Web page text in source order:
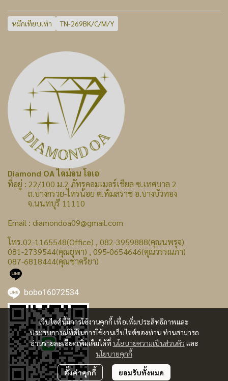
หมึกเทียบเท่า TN-269BK/C/M/Y
เว็บไซต์นี้มีการใช้งานคุกกี้ เพื่อเพิ่มประสิทธิภาพและ
ประสบการณ์ที่ดีในการใช้งานเว็บไซต์ของท่าน ท่านสามารถ
อ่านรายละเอียดเพิ่มเติมได้ที่ นโยบายความเป็นส่วนตัว และ
นโยบายคุกกี้
ตั้งค่าคุกกี้ ยอมรับทั้งหมด
Diamond OA ไดม่อน โอเอ
ที่อยู่ : 22/100 ม.2 ภัทรคอมเมอร์เชียล ซ.เทศบาล 2
ถ.บางกรวย-ไทรน้อย ต.พิมลราช อ.บางบัวทอง
จ.นนทบุรี 11110
Email : diamondoa09@gmail.com
โทร.02-1165548(Office) , 082-3959888(คุณนพรุจ)
081-2739544(คุณยุพา) , 095-0654646(คุณวรรณภา)
087-6818444(คุณชาคริยา)
bobo16072534